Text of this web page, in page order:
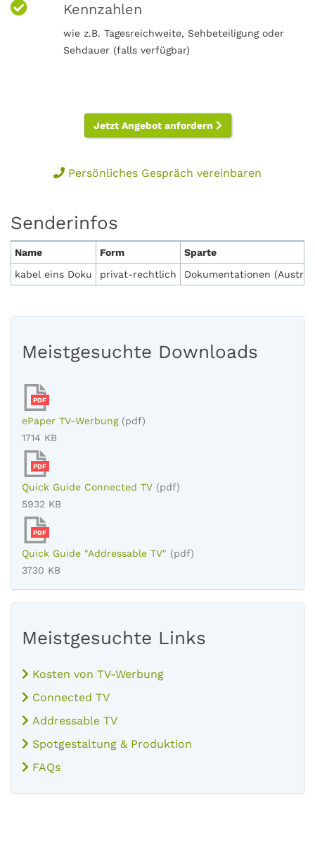
Kennzahlen
wie z.B. Tagesreichweite, Sehbeteiligung oder
Sehdauer (falls verfügbar)
Jetzt Angebot anfordern
Persönliches Gespräch vereinbaren
Senderinfos
Name Form
Sparte
kabel eins Doku
privat-rechtlich Dokumentationen
Meistgesuchte Downloads
PDF
ePaper TV-Werbung (pdf)
1714 KB
PDF
Quick Guide Connected TV (pdf)
5932 KB
PDF
Quick Guide "Addressable TV" (pdf)
3730 KB
Meistgesuchte Links
Kosten von TV-Werbung
Connected TV
Addressable TV
Spotgestaltung & Produktion
FAQs